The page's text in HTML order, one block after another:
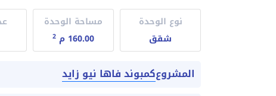
نوع الوحدة
شقق
مساحة الوحدة
160.00 م
2
المشروعكمبوند فاها نيو زايد